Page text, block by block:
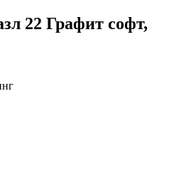
22 Графит софт,